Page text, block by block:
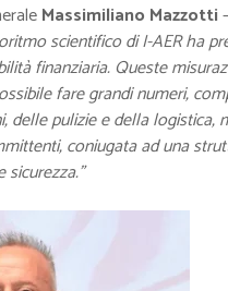
Massimiliano Mazzotti
scientifico di I-AER ha
finanziaria. Queste
fare grandi numeri,
pulizie e della logistica,
coniugata ad una